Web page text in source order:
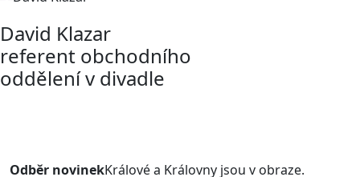
David Klazar
referent obchodního
oddělení v divadle
Odběr novinekKrálové a Královny jsou v obraze.